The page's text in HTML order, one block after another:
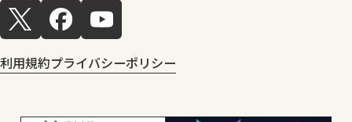
利用規約プライバシーポリシー